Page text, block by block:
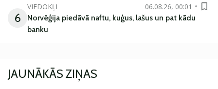
6
VIEDOKĻI
06.08.26, 00:01
Norvēģija piedāvā naftu, kuģus, lašus un pat kādu
banku
JAUNĀKĀS ZIŅAS